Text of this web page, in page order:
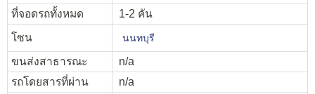
ที่จอดรถทั้งหมด
1-2 คัน
โซน
นนทบุรี
ขนส่งสาธารณะ
n/a
รถโดยสารที่ผ่าน
n/a